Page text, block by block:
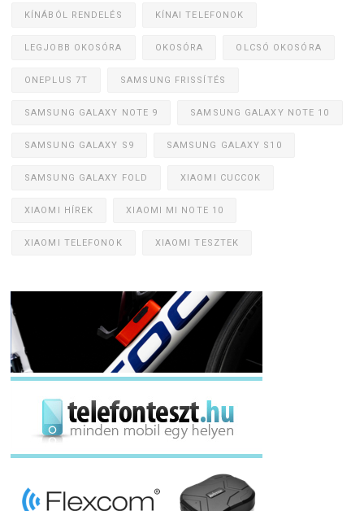
KÍNÁBÓL RENDELÉS KÍNAI TELEFONOK
LEGJOBB OKOSÓRA OKOSÓRA OLCSÓ OKOSÓRA
ONEPLUS 7T SAMSUNG FRISSÍTÉS
SAMSUNG GALAXY NOTE 9 SAMSUNG GALAXY NOTE 10
SAMSUNG GALAXY S9 SAMSUNG GALAXY S10
SAMSUNG GALAXY FOLD XIAOMI CUCCOK
XIAOMI HÍREK XIAOMI MI NOTE 10
XIAOMI TELEFONOK XIAOMI TESZTEK